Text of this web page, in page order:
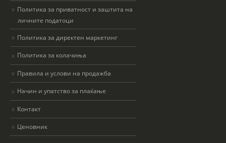
Политика за приватност и заштита на
личните податоци
Политика за директен маркетинг
Политика за колачиња
Правила и услови на продажба
Начин и упатство за плаќање
Контакт
Ценовник